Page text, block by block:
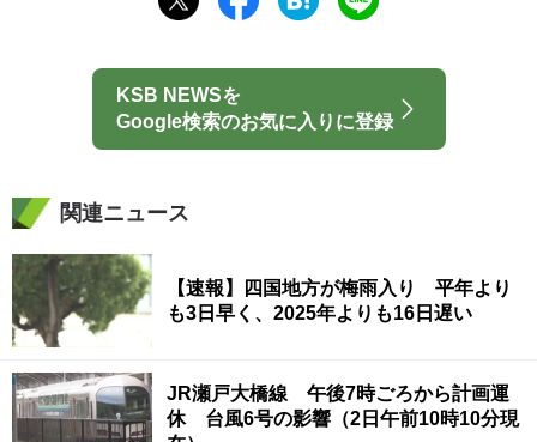
KSB NEWSを
Google検索のお気に入りに登録
関連ニュース
【速報】四国地方が梅雨入り 平年より
も3日早く、2025年よりも16日遅い
JR瀬戸大橋線 午後7時ごろから計画運
休 台風6号の影響（2日午前10時10分現